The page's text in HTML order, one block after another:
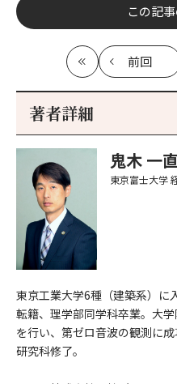
この記
最
初
前回
記
著者詳細
鬼木 一
東京富士大学
東京工業大学6種（建築系）に
転籍、理学部同学科卒業。大
を行い、第ゼロ音波の観測に
研究科修了。